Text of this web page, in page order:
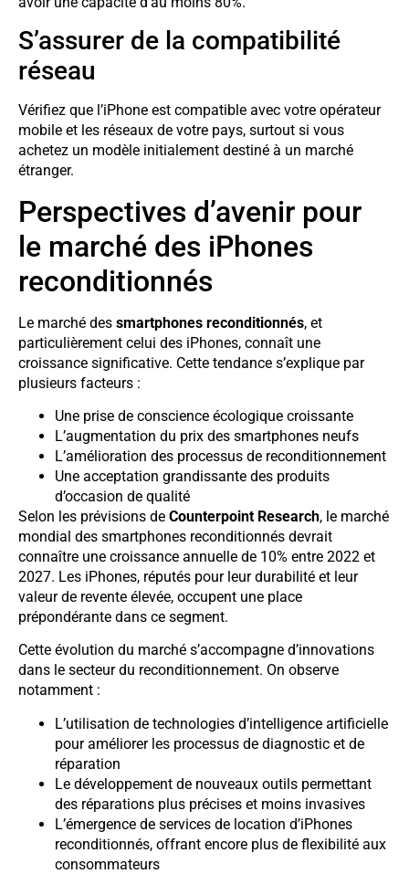
S’assurer de la compatibilité
réseau
Vérifiez que l’iPhone est compatible avec votre opérateur
mobile et les réseaux de votre pays, surtout si vous
achetez un modèle initialement destiné à un marché
étranger.
Perspectives d’avenir pour
le marché des iPhones
reconditionnés
Le marché des smartphones reconditionnés, et
particulièrement celui des iPhones, connaît une
croissance significative. Cette tendance s’explique par
plusieurs facteurs :
Une prise de conscience écologique croissante
L’augmentation du prix des smartphones neufs
L’amélioration des processus de reconditionnement
Une acceptation grandissante des produits
d’occasion de qualité
Selon les prévisions de Counterpoint Research, le marché
mondial des smartphones reconditionnés devrait
connaître une croissance annuelle de 10% entre 2022 et
2027. Les iPhones, réputés pour leur durabilité et leur
valeur de revente élevée, occupent une place
prépondérante dans ce segment.
Cette évolution du marché s’accompagne d’innovations
dans le secteur du reconditionnement. On observe
notamment :
L’utilisation de technologies d’intelligence artificielle
pour améliorer les processus de diagnostic et de
réparation
Le développement de nouveaux outils permettant
des réparations plus précises et moins invasives
L’émergence de services de location d’iPhones
reconditionnés, offrant encore plus de flexibilité aux
consommateurs